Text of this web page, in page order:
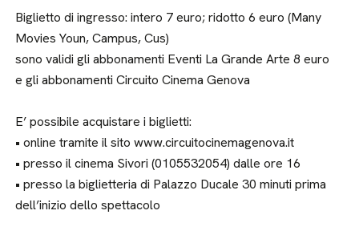
Biglietto di ingresso: intero 7 euro; ridotto 6 euro (Many
Movies Youn, Campus, Cus)
sono validi gli abbonamenti Eventi La Grande Arte 8 euro
e gli abbonamenti Circuito Cinema Genova
E’ possibile acquistare i biglietti:
• online tramite il sito www.circuitocinemagenova.it
• presso il cinema Sivori (0105532054) dalle ore 16
• presso la biglietteria di Palazzo Ducale 30 minuti prima
dell’inizio dello spettacolo